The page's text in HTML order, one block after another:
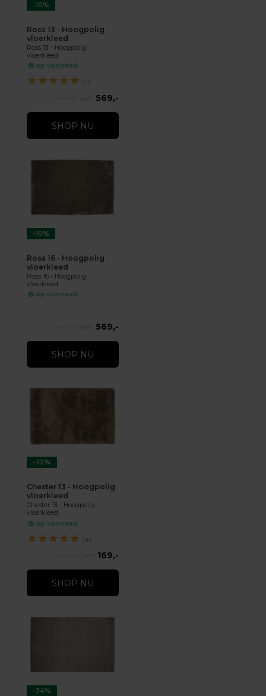
-10%
Ross 13 - Hoogpolig
vloerkleed
Ross 13 - Hoogpolig
vloerkleed
op voorraad
★★★★★ (2)
569,-
SHOP NU
-10%
Ross 16 - Hoogpolig
vloerkleed
Ross 16 - Hoogpolig
vloerkleed
op voorraad
569,-
SHOP NU
-32%
Chester 13 - Hoogpolig
vloerkleed
Chester 13 - Hoogpolig
vloerkleed
op voorraad
★★★★★ (4)
169,-
SHOP NU
-34%